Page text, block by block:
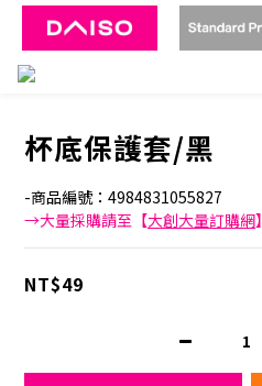
杯底保護套/黑
-商品編號：4984831055827
→大量採購請至【大創大量訂購網】
NT$49